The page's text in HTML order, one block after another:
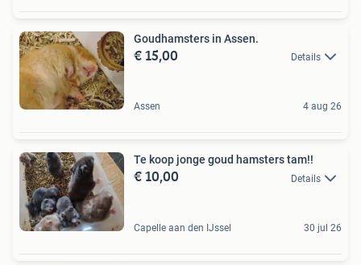
Goudhamsters in Assen.
€ 15,00 Details
Assen 4 aug 26
Te koop jonge goud hamsters tam!!
€ 10,00 Details
Capelle aan den IJssel 30 jul 26